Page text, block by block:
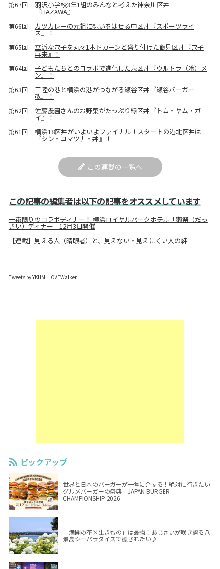
第67回 羽沢小学校3年1組のみんなと考えた神奈川区丼
『HAZAWA』
第66回 カツカレーの元祖に想いをはせる中区丼『スポーツライ
ス』！
第65回 立派な穴子を丸々1本ドカーンと盛り付けた鶴見区丼『穴子
再来』！
第64回 子どもたちとのコラボで進化した泉区丼『ウルトラ（冷）メ
ン』！
第63回 三陸の港と横浜の港がつながる瀬谷区丼『瀬谷バーガー
改』！
第62回 佐藤農園さんのお野菜がたっぷり緑区丼『トム・ヤム・ガ
イ』！
第61回 横浜18区丼がいよいよファイナル！スタートの港北区丼は
『シン・コマツナ・丼』！
この連載の一覧へ
この記事の編集者は以下の記事をオススメしています
一夜限りのコラボディナー！ 横浜ロイヤルパークホテル「獺祭（だっ
さい）ディナー」12月3日開催
【連載】見える人（晴眼者）と、見えない・見えにくい人の絆
Tweets by YKHM_LOVEWalker
ピックアップ
世界と日本のバーガーが一堂に介する！絶対に行きたい
グルメバーガーの祭典「JAPAN BURGER
CHAMPIONSHIP 2026」
「満開の花×生きもの」は最強！あじさいが咲き誇る八
景島シーパラダイスで癒されたい♪